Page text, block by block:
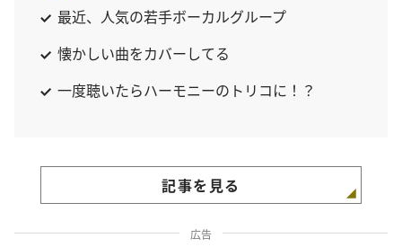
最近、人気の若手ボーカルグループ
懐かしい曲をカバーしてる
一度聴いたらハーモニーのトリコに！？
記事を見る
広告